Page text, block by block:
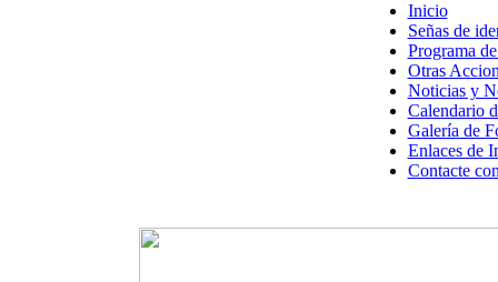
Inicio
Señas de
Programa
Otras
Noticias y
Calendario
Galería de
Enlaces de
Contacte